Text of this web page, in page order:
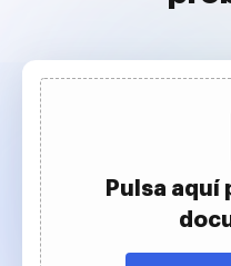
Pulsa aquí